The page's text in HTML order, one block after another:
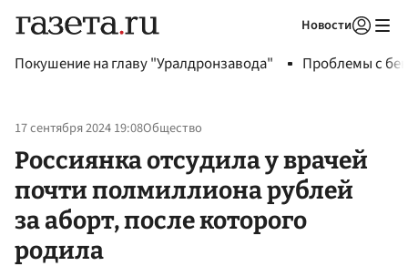
Новости
Покушение на главу "Уралдронзавода" Проблемы с
17 сентября 2024 19:08Общество
Россиянка отсудила у врачей
почти полмиллиона рублей
за аборт, после которого
родила